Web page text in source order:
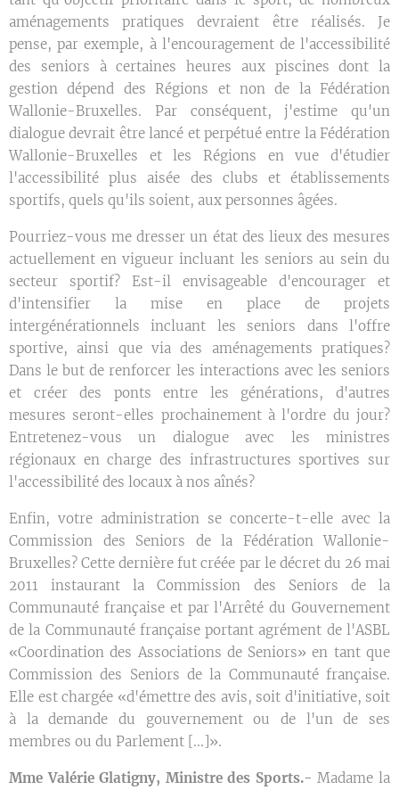
aménagements pratiques devraient être réalisés. Je
pense, par exemple, à l'encouragement de l'accessibilité
des seniors à certaines heures aux piscines dont la
gestion dépend des Régions et non de la Fédération
Wallonie-Bruxelles. Par conséquent, j'estime qu'un
dialogue devrait être lancé et perpétué entre la Fédération
Wallonie-Bruxelles et les Régions en vue d'étudier
l'accessibilité plus aisée des clubs et établissements
sportifs, quels qu'ils soient, aux personnes âgées.
Pourriez-vous me dresser un état des lieux des mesures
actuellement en vigueur incluant les seniors au sein du
secteur sportif? Est-il envisageable d'encourager et
d'intensifier la mise en place de projets
intergénérationnels incluant les seniors dans l'offre
sportive, ainsi que via des aménagements pratiques?
Dans le but de renforcer les interactions avec les seniors
et créer des ponts entre les générations, d'autres
mesures seront-elles prochainement à l'ordre du jour?
Entretenez-vous un dialogue avec les ministres
régionaux en charge des infrastructures sportives sur
l'accessibilité des locaux à nos aînés?
Enfin, votre administration se concerte-t-elle avec la
Commission des Seniors de la Fédération Wallonie-
Bruxelles? Cette dernière fut créée par le décret du 26 mai
2011 instaurant la Commission des Seniors de la
Communauté française et par l'Arrêté du Gouvernement
de la Communauté française portant agrément de l'ASBL
«Coordination des Associations de Seniors» en tant que
Commission des Seniors de la Communauté française.
Elle est chargée «d'émettre des avis, soit d'initiative, soit
à la demande du gouvernement ou de l'un de ses
membres ou du Parlement [...]».
Mme Valérie Glatigny, Ministre des Sports.-Madame la